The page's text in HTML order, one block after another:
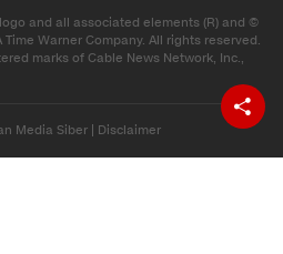
and all associated elements (R) and ©
Warner Company. All rights reserved.
marks of Cable News Network, Inc.,
Media Siber Disclaimer